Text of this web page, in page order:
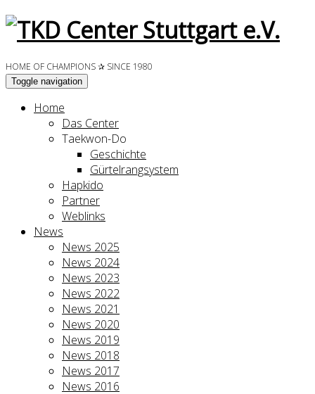
HOME OF CHAMPIONS ✰ SINCE 1980
Toggle navigation
Home
Das Center
Taekwon-Do
Geschichte
Gürtelrangsystem
Hapkido
Partner
Weblinks
News
News 2025
News 2024
News 2023
News 2022
News 2021
News 2020
News 2019
News 2018
News 2017
News 2016